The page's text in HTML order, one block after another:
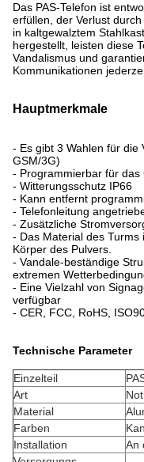
Das PAS-Telefon ist
erfüllen, der Verlust
in kaltgewalztem
hergestellt, leisten diese
Vandalismus und
Kommunikationen
Hauptmerkmale
- Es gibt 3 Wahlen für die
GSM/3G)
- Programmierbar für das
- Witterungsschutz IP66
- Kann entfernt
- Telefonleitung
- Zusätzliche
- Das Material des Turms
Körper des Pulvers.
- Vandale-beständige
extremen
- Eine Vielzahl von
verfügbar
- CER, FCC, RoHS,
Technische Parameter
Einzelteil
Art
Material
Farben
Installation
An